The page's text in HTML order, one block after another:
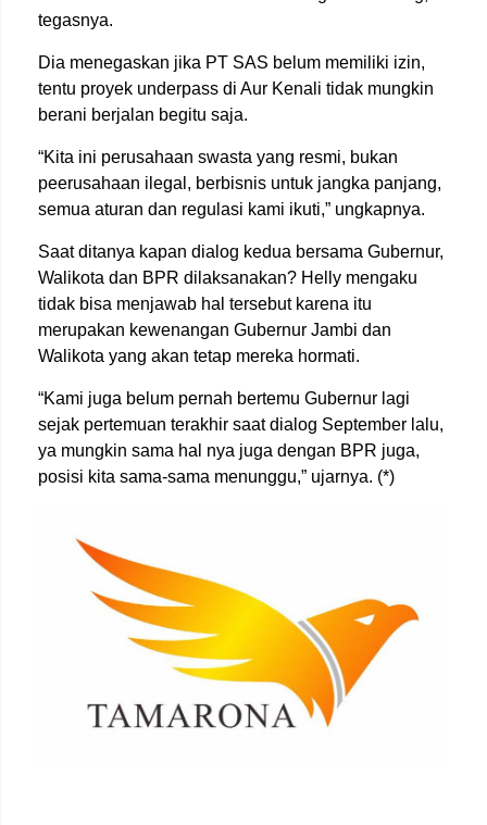
tegasnya.
Dia menegaskan jika PT SAS belum memiliki izin,
tentu proyek underpass di Aur Kenali tidak mungkin
berani berjalan begitu saja.
“Kita ini perusahaan swasta yang resmi, bukan
peerusahaan ilegal, berbisnis untuk jangka panjang,
semua aturan dan regulasi kami ikuti,” ungkapnya.
Saat ditanya kapan dialog kedua bersama Gubernur,
Walikota dan BPR dilaksanakan? Helly mengaku
tidak bisa menjawab hal tersebut karena itu
merupakan kewenangan Gubernur Jambi dan
Walikota yang akan tetap mereka hormati.
“Kami juga belum pernah bertemu Gubernur lagi
sejak pertemuan terakhir saat dialog September lalu,
ya mungkin sama hal nya juga dengan BPR juga,
posisi kita sama-sama menunggu,” ujarnya. (*)